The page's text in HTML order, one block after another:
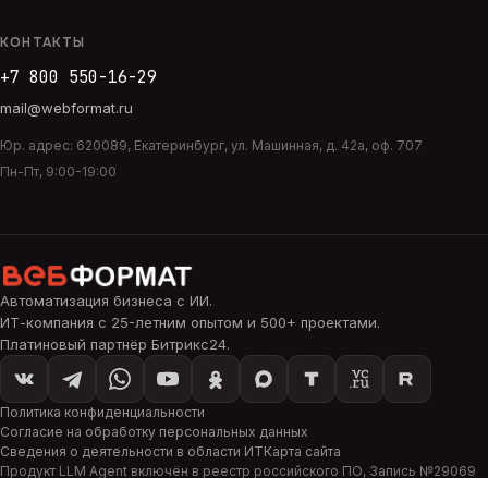
КОНТАКТЫ
+7 800 550-16-29
mail@webformat.ru
Юр. адрес: 620089, Екатеринбург, ул. Машинная, д. 42а, оф. 707
Пн-Пт, 9:00-19:00
Политика конфиденциальности
Согласие на обработку персональных данных
Сведения о деятельности в области ИТКарта сайта
Продукт LLM Agent включён в реестр российского ПО, Запись №29069
Автоматизация бизнеса с ИИ.
ИТ-компания с 25-летним опытом и 500+ проектами.
Платиновый партнёр Битрикс24.